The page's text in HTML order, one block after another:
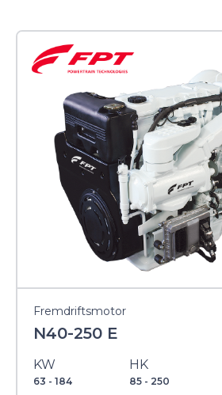
Fremdriftsmotor
N40-250 E
KW
63 - 184
HK
85 - 250